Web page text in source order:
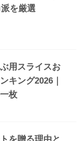
を厳選
用スライスお
キング2026｜
枚
を贈る理由と